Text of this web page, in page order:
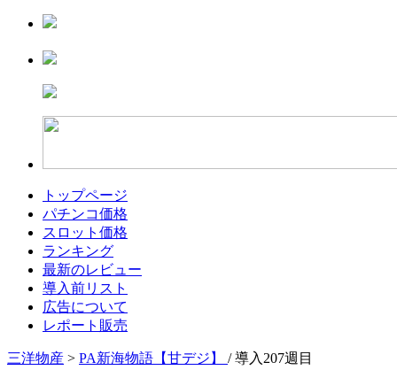
トップページ
パチンコ価格
スロット価格
ランキング
最新のレビュー
導入前リスト
広告について
レポート販売
三洋物産 > PA新海物語【甘デジ】 / 導入207週目